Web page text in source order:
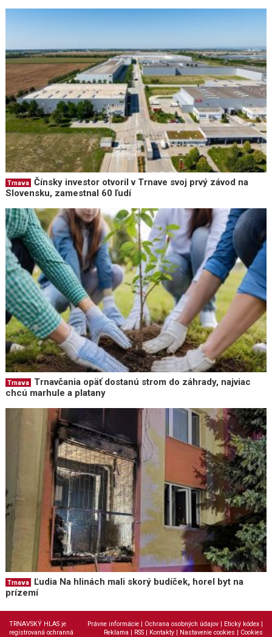
Trnava
Čínsky investor otvoril v Trnave svoj prvý závod na
Slovensku, zamestnal 60 ľudí
Trnava
Trnavčania opäť dostanú strom do záhrady, najviac
chcú marhule a platany
Trnava
Ľudia Na hlinách mali skorý budíček, horel byt na
prízemí
TRNAVSKÝ HLAS je
registrovaná ochranná
Právne informácie | Ochrana osobných údajov | Etický kódex |
Reklama | RSS | Kontakty | Nastavenie cookies | Cookies